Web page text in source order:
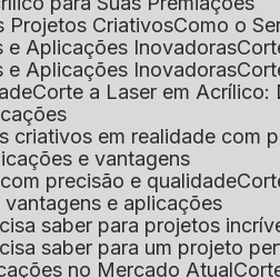
Projetos Criativos
Como o
e Aplicações Inovadoras
e Aplicações Inovadoras
Corte a Laser em
criativos em realidade com
e vantagens
precisão e qualidade
vantagens e aplicações
saber para projetos
saber para um projeto
no Mercado Atual